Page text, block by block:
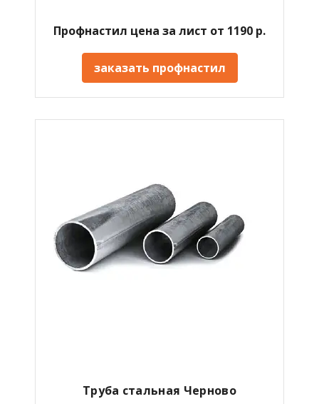
Профнастил цена за лист от 1190 р.
заказать профнастил
Труба стальная Черново